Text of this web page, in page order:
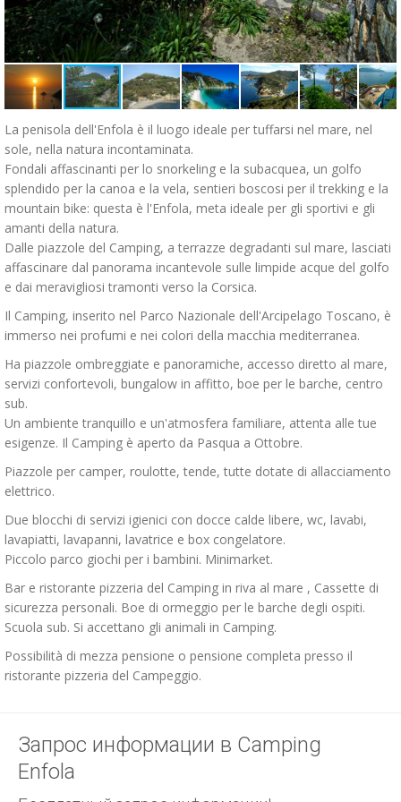
La penisola dell'Enfola è il luogo ideale per tuffarsi nel mare, nel
sole, nella natura incontaminata.
Fondali affascinanti per lo snorkeling e la subacquea, un golfo
splendido per la canoa e la vela, sentieri boscosi per il trekking e la
mountain bike: questa è l'Enfola, meta ideale per gli sportivi e gli
amanti della natura.
Dalle piazzole del Camping, a terrazze degradanti sul mare, lasciati
affascinare dal panorama incantevole sulle limpide acque del golfo
e dai meravigliosi tramonti verso la Corsica.
Il Camping, inserito nel Parco Nazionale dell'Arcipelago Toscano, è
immerso nei profumi e nei colori della macchia mediterranea.
Ha piazzole ombreggiate e panoramiche, accesso diretto al mare,
servizi confortevoli, bungalow in affitto, boe per le barche, centro
sub.
Un ambiente tranquillo e un'atmosfera familiare, attenta alle tue
esigenze. Il Camping è aperto da Pasqua a Ottobre.
Piazzole per camper, roulotte, tende, tutte dotate di allacciamento
elettrico.
Due blocchi di servizi igienici con docce calde libere, wc, lavabi,
lavapiatti, lavapanni, lavatrice e box congelatore.
Piccolo parco giochi per i bambini. Minimarket.
Bar e ristorante pizzeria del Camping in riva al mare , Cassette di
sicurezza personali. Boe di ormeggio per le barche degli ospiti.
Scuola sub. Si accettano gli animali in Camping.
Possibilità di mezza pensione o pensione completa presso il
ristorante pizzeria del Campeggio.
Запрос информации в Camping
Enfola